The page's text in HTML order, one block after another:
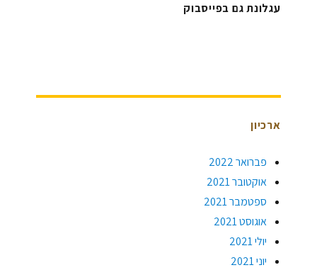
עגלונת גם בפייסבוק
ארכיון
פברואר 2022
אוקטובר 2021
ספטמבר 2021
אוגוסט 2021
יולי 2021
יוני 2021